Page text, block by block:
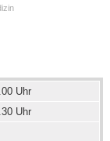
Uhr
Uhr